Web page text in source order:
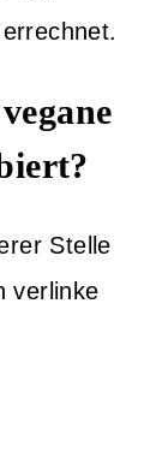
Stelle
verlinke